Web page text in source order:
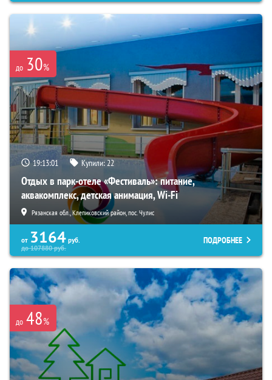
до 30%
19:12:59 Купили:22
Отдых в парк-отеле «Фестиваль»: питание,
аквакомплекс, детская анимация, Wi-Fi
Рязанская обл., Клепиковский район, пос. Чулис
от 3164 руб.
до107880руб.
ПОДРОБНЕЕ
до 48%